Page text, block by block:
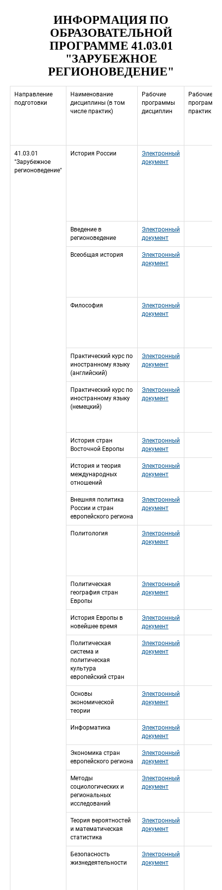
ИНФОРМАЦИЯ ПО
ОБРАЗОВАТЕЛЬНОЙ
ПРОГРАММЕ 41.03.01
"ЗАРУБЕЖНОЕ
РЕГИОНОВЕДЕНИЕ"
Направление
подготовки
Наименование
дисциплины (в том
числе практик)
Рабочие
программы
дисциплин
Рабочие
программы
практик
41.03.01
"Зарубежное
регионоведение"
История России
Электронный
документ
Введение в
регионоведение
Электронный
документ
Всеобщая история
Электронный
документ
Философия
Электронный
документ
Практический курс по
иностранному языку
(английский)
Электронный
документ
Практический курс по
иностранному языку
(немецкий)
Электронный
документ
История стран
Восточной Европы
Электронный
документ
История и теория
международных
отношений
Электронный
документ
Внешняя политика
России и стран
европейского региона
Электронный
документ
Политология
Электронный
документ
Политическая
география стран
Европы
Электронный
документ
История Европы в
новейшее время
Электронный
документ
Политическая
система и
политическая
культура
европейский стран
Электронный
документ
Основы
экономической
теории
Электронный
документ
Информатика
Электронный
документ
Экономика стран
европейского региона
Электронный
документ
Методы
социологических и
региональных
исследований
Электронный
документ
Теория вероятностей
и математическая
статистика
Электронный
документ
Безопасность
жизнедеятельности
Электронный
документ